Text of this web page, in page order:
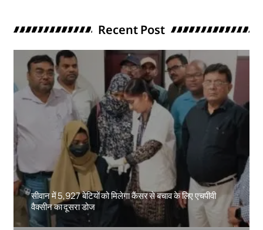
Recent Post
सीवान में 5,927 बेटियों को मिलेगा कैंसर से बचाव के लिए एचपीवी
वैक्सीन का दूसरा डोज
Amit Lekh